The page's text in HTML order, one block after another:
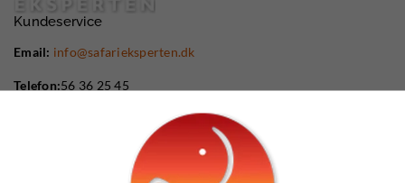
Kundeservice
Email: info@safarieksperten.dk
Telefon:56 36 25 45